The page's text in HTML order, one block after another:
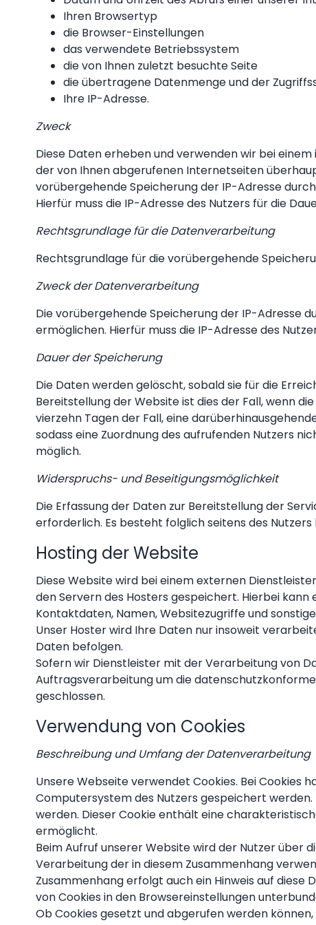
Ihren Browsertyp
die Browser-Einstellungen
das verwendete Betriebssystem
die von Ihnen zuletzt besuchte Seite
die übertragene Datenmenge und der
Ihre IP-Adresse.
Zweck
Diese Daten erheben und verwenden wir bei
der von Ihnen abgerufenen Internetseiten
vorübergehende Speicherung der IP-Adresse
Hierfür muss die IP-Adresse des Nutzers für die
Rechtsgrundlage für die Datenverarbeitung
Rechtsgrundlage für die vorübergehende
Zweck der Datenverarbeitung
Die vorübergehende Speicherung der IP-Adresse
ermöglichen. Hierfür muss die IP-Adresse des
Dauer der Speicherung
Die Daten werden gelöscht, sobald sie für die
Bereitstellung der Website ist dies der Fall, wenn
vierzehn Tagen der Fall, eine
sodass eine Zuordnung des aufrufenden Nutzers
möglich.
Widerspruchs- und Beseitigungsmöglichkeit
Die Erfassung der Daten zur Bereitstellung der
erforderlich. Es besteht folglich seitens des
Hosting der Website
Diese Website wird bei einem externen
den Servern des Hosters gespeichert. Hierbei
Kontaktdaten, Namen, Websitezugriffe und
Unser Hoster wird Ihre Daten nur insoweit
Daten befolgen.
Sofern wir Dienstleister mit der Verarbeitung von
Auftragsverarbeitung um die
geschlossen.
Verwendung von Cookies
Beschreibung und Umfang der Datenverarbeitung
Unsere Webseite verwendet Cookies. Bei
Computersystem des Nutzers gespeichert
werden. Dieser Cookie enthält eine
ermöglicht.
Beim Aufruf unserer Website wird der Nutzer über
Verarbeitung der in diesem Zusammenhang
Zusammenhang erfolgt auch ein Hinweis auf diese
von Cookies in den Browsereinstellungen
Ob Cookies gesetzt und abgerufen werden